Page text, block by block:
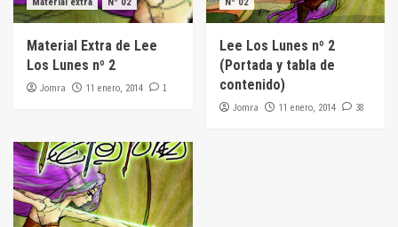
Material extra Nº 02
Material Extra de Lee
Los Lunes nº 2
Jomra 11 enero, 2014 1
Nº 02
Lee Los Lunes nº 2
(Portada y tabla de
contenido)
Jomra 11 enero, 2014 38